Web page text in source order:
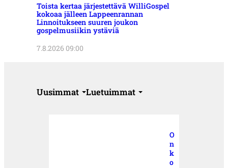
Toista kertaa järjestettävä WilliGospel
kokoaa jälleen Lappeenrannan
Linnoitukseen suuren joukon
gospelmusiikin ystäviä
7.8.2026 09:00
Uusimmat Luetuimmat
O
n
k
o